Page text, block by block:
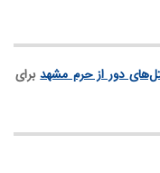
دور از حرم مشهدبرای